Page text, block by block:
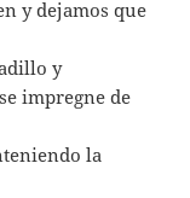
y dejamos que
y
impregne de
la